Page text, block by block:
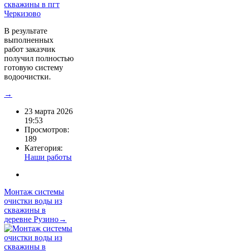
В результате
выполненных
работ заказчик
получил полностью
готовую систему
водоочистки.
→
23 марта 2026
19:53
Просмотров:
189
Категория:
Наши работы
Монтаж системы
очистки воды из
скважины в
деревне Рузино→